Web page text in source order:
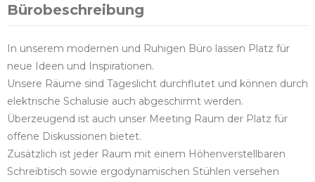
Bürobeschreibung
In unserem modernen und Ruhigen Büro lassen Platz für
neue Ideen und Inspirationen.
Unsere Räume sind Tageslicht durchflutet und können durch
elektrische Schalusie auch abgeschirmt werden.
Überzeugend ist auch unser Meeting Raum der Platz für
offene Diskussionen bietet.
Zusätzlich ist jeder Raum mit einem Höhenverstellbaren
Schreibtisch sowie ergodynamischen Stühlen versehen